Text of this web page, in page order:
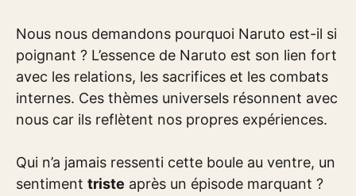
Nous nous demandons pourquoi Naruto est-il si
poignant ? L’essence de Naruto est son lien fort
avec les relations, les sacrifices et les combats
internes. Ces thèmes universels résonnent avec
nous car ils reflètent nos propres expériences.
Qui n’a jamais ressenti cette boule au ventre, un
sentiment triste après un épisode marquant ?